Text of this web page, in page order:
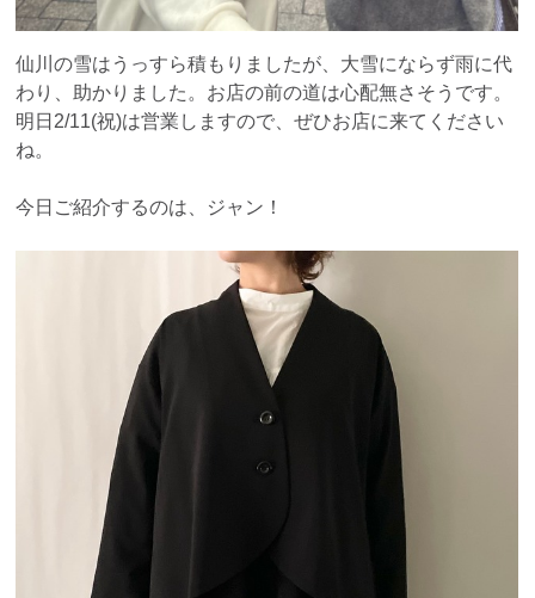
仙川の雪はうっすら積もりましたが、大雪にならず雨に代
わり、助かりました。お店の前の道は心配無さそうです。
明日2/11(祝)は営業しますので、ぜひお店に来てください
ね。
今日ご紹介するのは、ジャン！